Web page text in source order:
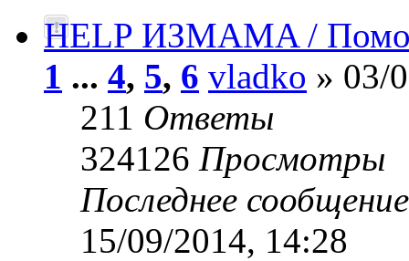
HELP ИЗМАМA /
1 ... 4, 5, 6 vladko » 03/
211 Ответы
324126 Просмотры
Последнее
15/09/2014, 14:28